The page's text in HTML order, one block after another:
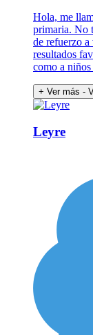
Hola, me
primaria. No
de refuerzo
resultados
como a
+ Ver más -
Leyre